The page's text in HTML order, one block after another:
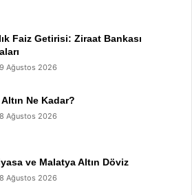
Faiz Getirisi: Ziraat Bankası
9 Ağustos 2026
Ne Kadar?
8 Ağustos 2026
ve Malatya Altın Döviz
8 Ağustos 2026